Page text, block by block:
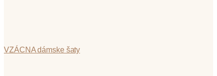
VZÁCNA dámske šaty